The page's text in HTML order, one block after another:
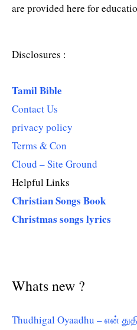
are provided here for
Disclosures :
Tamil Bible
Contact Us
privacy policy
Terms & Con
Cloud – Site Ground
Helpful Links
Christian Songs Book
Christmas songs lyrics
Whats new ?
Thudhigal Oyaadhu – என்